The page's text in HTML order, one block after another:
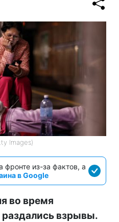
Images)
фронте из-за фактов, а
в Google
во время
взрывы.